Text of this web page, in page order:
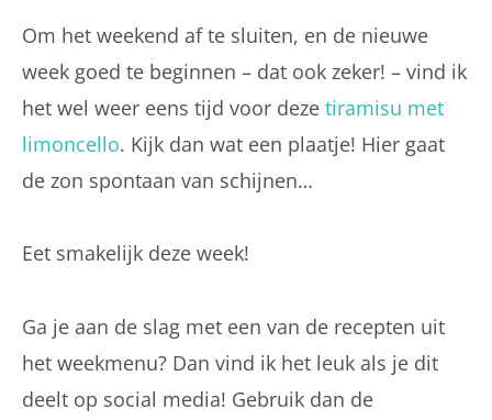
Om het weekend af te sluiten, en de nieuwe
week goed te beginnen – dat ook zeker! – vind ik
het wel weer eens tijd voor deze tiramisu met
limoncello. Kijk dan wat een plaatje! Hier gaat
de zon spontaan van schijnen…
Eet smakelijk deze week!
Ga je aan de slag met een van de recepten uit
het weekmenu? Dan vind ik het leuk als je dit
deelt op social media! Gebruik dan de